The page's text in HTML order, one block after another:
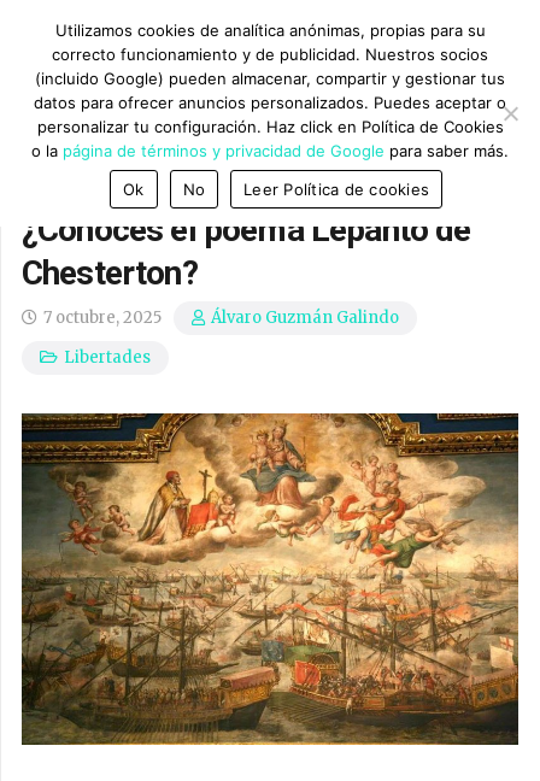
¿Conoces el poema Lepanto de
Chesterton?
7 octubre, 2025
Álvaro Guzmán Galindo
Libertades
Utilizamos cookies de analítica anónimas, propias para su
correcto funcionamiento y de publicidad. Nuestros socios
(incluido Google) pueden almacenar, compartir y gestionar tus
datos para ofrecer anuncios personalizados. Puedes aceptar o
personalizar tu configuración. Haz click en Política de Cookies
o la página de términos y privacidad de Google para saber más.
Ok
No Leer Política de cookies